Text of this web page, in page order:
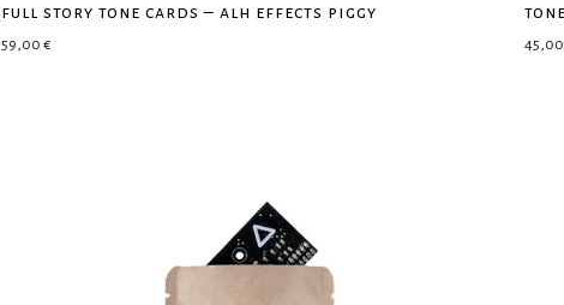
full story tone cards – alh effects piggy
59,00 € 45,00